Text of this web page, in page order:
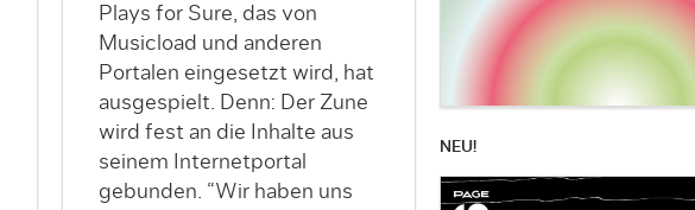
Plays for Sure, das von
Musicload und anderen
Portalen eingesetzt wird, hat
ausgespielt. Denn: Der Zune
wird fest an die Inhalte aus
seinem Internetportal
gebunden. “Wir haben uns
NEU!